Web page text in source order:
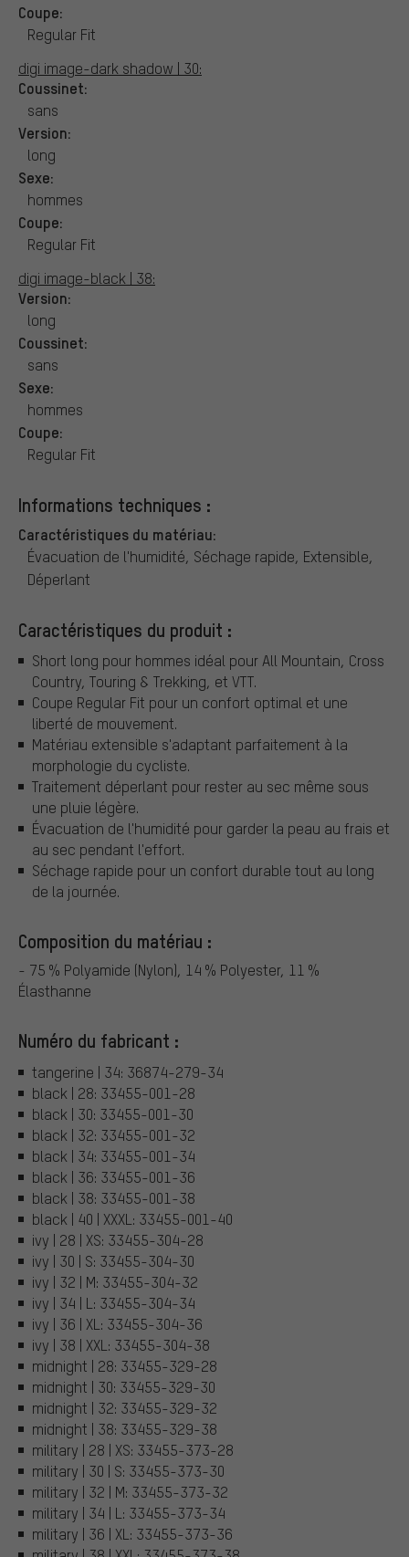
Coupe:
Regular Fit
digi image-dark shadow | 30:
Coussinet:
sans
Version:
long
Sexe:
hommes
Coupe:
Regular Fit
digi image-black | 38:
Version:
long
Coussinet:
sans
Sexe:
hommes
Coupe:
Regular Fit
Informations techniques :
Caractéristiques du matériau:
Évacuation de l'humidité, Séchage rapide, Extensible,
Déperlant
Caractéristiques du produit :
Short long pour hommes idéal pour All Mountain, Cross
Country, Touring & Trekking, et VTT.
Coupe Regular Fit pour un confort optimal et une
liberté de mouvement.
Matériau extensible s'adaptant parfaitement à la
morphologie du cycliste.
Traitement déperlant pour rester au sec même sous
une pluie légère.
Évacuation de l'humidité pour garder la peau au frais et
au sec pendant l'effort.
Séchage rapide pour un confort durable tout au long
de la journée.
Composition du matériau :
- 75 % Polyamide (Nylon), 14 % Polyester, 11 %
Élasthanne
Numéro du fabricant :
tangerine | 34: 36874-279-34
black | 28: 33455-001-28
black | 30: 33455-001-30
black | 32: 33455-001-32
black | 34: 33455-001-34
black | 36: 33455-001-36
black | 38: 33455-001-38
black | 40 | XXXL: 33455-001-40
ivy | 28 | XS: 33455-304-28
ivy | 30 | S: 33455-304-30
ivy | 32 | M: 33455-304-32
ivy | 34 | L: 33455-304-34
ivy | 36 | XL: 33455-304-36
ivy | 38 | XXL: 33455-304-38
midnight | 28: 33455-329-28
midnight | 30: 33455-329-30
midnight | 32: 33455-329-32
midnight | 38: 33455-329-38
military | 28 | XS: 33455-373-28
military | 30 | S: 33455-373-30
military | 32 | M: 33455-373-32
military | 34 | L: 33455-373-34
military | 36 | XL: 33455-373-36